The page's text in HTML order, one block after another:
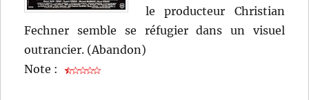
le producteur Christian
Fechner semble se réfugier dans un visuel
outrancier. (Abandon)
Note :